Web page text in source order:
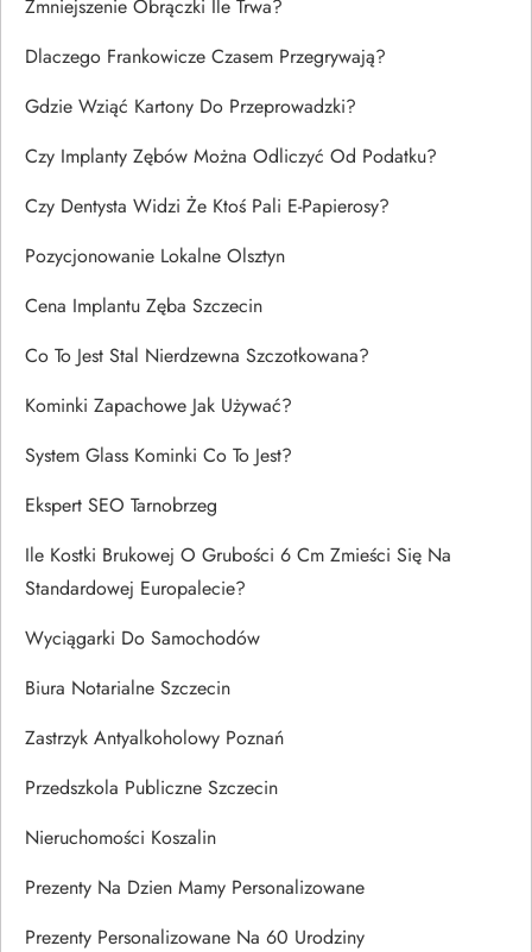
Zmniejszenie Obrączki Ile Trwa?
Dlaczego Frankowicze Czasem Przegrywają?
Gdzie Wziąć Kartony Do Przeprowadzki?
Czy Implanty Zębów Można Odliczyć Od Podatku?
Czy Dentysta Widzi Że Ktoś Pali E-Papierosy?
Pozycjonowanie Lokalne Olsztyn
Cena Implantu Zęba Szczecin
Co To Jest Stal Nierdzewna Szczotkowana?
Kominki Zapachowe Jak Używać?
System Glass Kominki Co To Jest?
Ekspert SEO Tarnobrzeg
Ile Kostki Brukowej O Grubości 6 Cm Zmieści Się Na
Standardowej Europalecie?
Wyciągarki Do Samochodów
Biura Notarialne Szczecin
Zastrzyk Antyalkoholowy Poznań
Przedszkola Publiczne Szczecin
Nieruchomości Koszalin
Prezenty Na Dzien Mamy Personalizowane
Prezenty Personalizowane Na 60 Urodziny